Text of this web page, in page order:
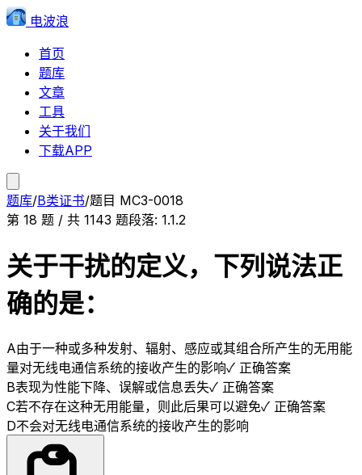
电波浪
首页
题库
文章
工具
关于我们
下载APP
题库/B类证书/题目 MC3-0018
第 18 题 / 共 1143 题段落: 1.1.2
关于干扰的定义，下列说法正
确的是：
A由于一种或多种发射、辐射、感应或其组合所产生的无用能
量对无线电通信系统的接收产生的影响✓ 正确答案
B表现为性能下降、误解或信息丢失✓ 正确答案
C若不存在这种无用能量，则此后果可以避免✓ 正确答案
D不会对无线电通信系统的接收产生的影响